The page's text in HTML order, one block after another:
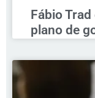
Fábio
plano de